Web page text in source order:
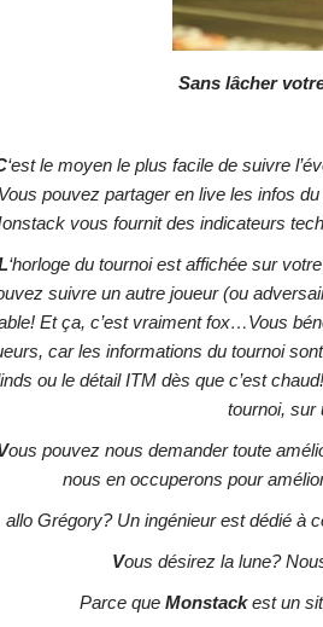
Sans lâcher
‘est le moyen le plus facile de suivre
Vous pouvez partager en live les infos
vous fournit des indicateurs
‘horloge du tournoi est affichée sur
suivre un autre joueur (ou
Et ça, c’est vraiment fox…Vous
car les informations du tournoi
ou le détail ITM dès que c’est
tournoi, sur
ous pouvez nous demander toute
nous en occuperons pour
allo Grégory? Un ingénieur est dédié à
Vous désirez la lune?
Parce que Monstackest un